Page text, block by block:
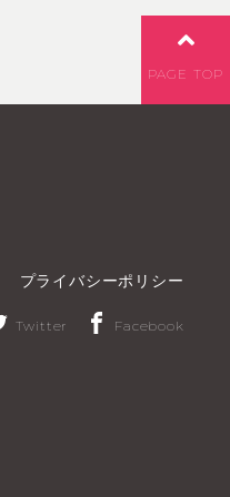
PAGE TOP
プライバシーポリシー
Twitter Facebook